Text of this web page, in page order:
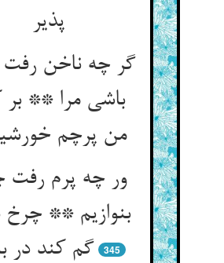
پذیر
گر چه ناخن
باشی مرا ** بر
من پرچم
ور چه پرم رفت
بنوازیم ** چرخ
گم کند در
345